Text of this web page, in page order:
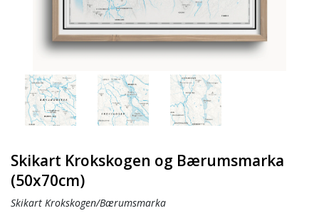
Skikart Krokskogen og Bærumsmarka
(50x70cm)
Skikart Krokskogen/Bærumsmarka